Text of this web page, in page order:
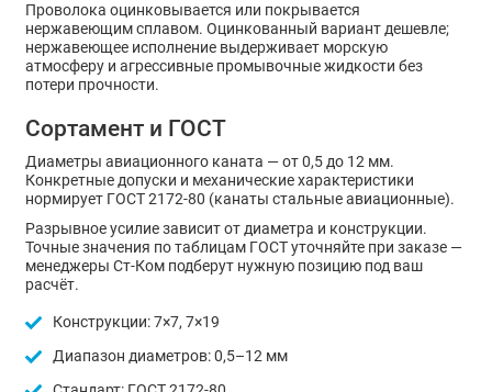
Проволока оцинковывается или покрывается
нержавеющим сплавом. Оцинкованный вариант дешевле;
нержавеющее исполнение выдерживает морскую
атмосферу и агрессивные промывочные жидкости без
потери прочности.
Сортамент и ГОСТ
Диаметры авиационного каната — от 0,5 до 12 мм.
Конкретные допуски и механические характеристики
нормирует ГОСТ 2172-80 (канаты стальные авиационные).
Разрывное усилие зависит от диаметра и конструкции.
Точные значения по таблицам ГОСТ уточняйте при заказе —
менеджеры Ст-Ком подберут нужную позицию под ваш
расчёт.
Конструкции: 7×7, 7×19
Диапазон диаметров: 0,5–12 мм